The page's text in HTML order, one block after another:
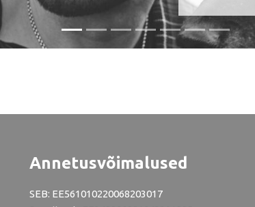
Annetusvõimalused
SEB: EE561010220068203017